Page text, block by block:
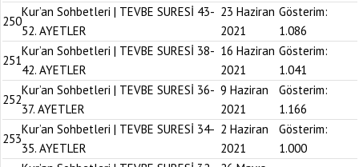
250
Kur’an Sohbetleri | TEVBE SURESİ 43-
52. AYETLER
23 Haziran
2021
Gösterim:
1.086
251
Kur’an Sohbetleri | TEVBE SURESİ 38-
42. AYETLER
16 Haziran
2021
Gösterim:
1.041
252
Kur’an Sohbetleri | TEVBE SURESİ 36-
37. AYETLER
9 Haziran
2021
Gösterim:
1.166
253
Kur’an Sohbetleri | TEVBE SURESİ 34-
35. AYETLER
2 Haziran
2021
Gösterim:
1.000